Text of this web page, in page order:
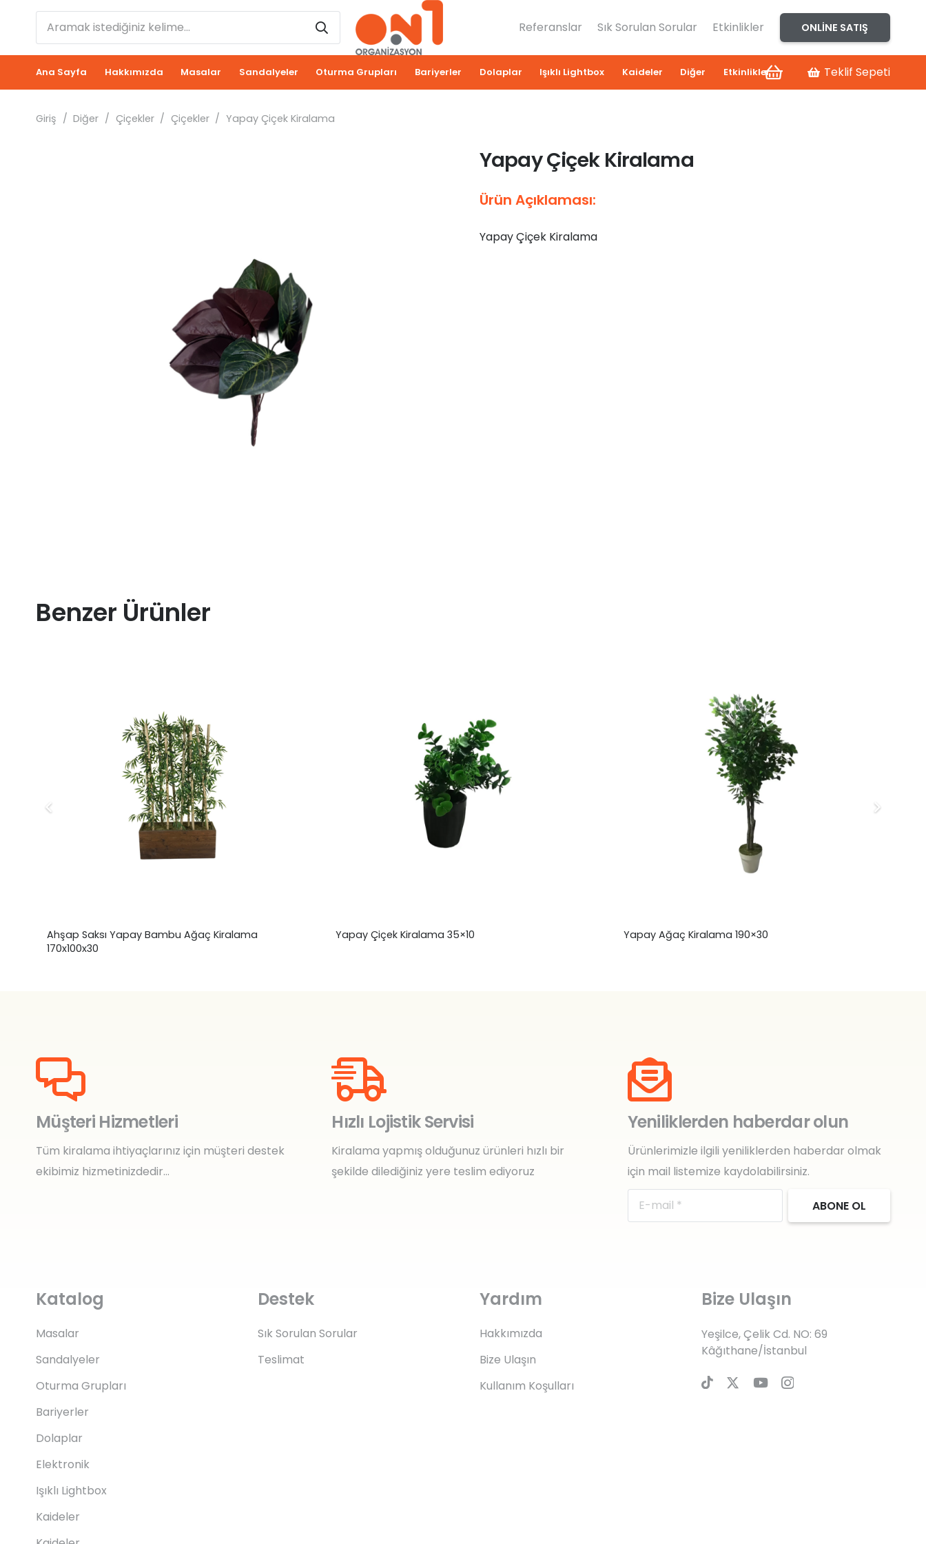
Referanslar Sık Sorulan Sorular Etkinlikler ONLINE SATIŞ
Ana Sayfa Hakkımızda Masalar Sandalyeler Oturma Grupları Bariyerler Dolaplar Işıklı Lightbox Kaideler Diğer Etkinlikler Teklif Sepeti
Giriş / Diğer / Çiçekler / Çiçekler / Yapay Çiçek Kiralama
Yapay Çiçek Kiralama
Ürün Açıklaması:
Yapay Çiçek Kiralama
Benzer Ürünler
Ahşap Saksı Yapay Bambu Ağaç Kiralama
170x100x30
Yapay Çiçek Kiralama 35×10 Yapay Ağaç Kiralama 190×30
Müşteri Hizmetleri
Tüm kiralama ihtiyaçlarınız için müşteri destek
ekibimiz hizmetinizdedir…
Hızlı Lojistik Servisi
Kiralama yapmış olduğunuz ürünleri hızlı bir
şekilde dilediğiniz yere teslim ediyoruz
Yeniliklerden haberdar olun
Ürünlerimizle ilgili yeniliklerden haberdar olmak
için mail listemize kaydolabilirsiniz.
ABONE OL
Katalog
Masalar
Sandalyeler
Oturma Grupları
Bariyerler
Dolaplar
Elektronik
Işıklı Lightbox
Kaideler
Destek
Sık Sorulan Sorular
Teslimat
Yardım
Hakkımızda
Bize Ulaşın
Kullanım Koşulları
Bize Ulaşın
Yeşilce, Çelik Cd. NO: 69
Kâğıthane/İstanbul